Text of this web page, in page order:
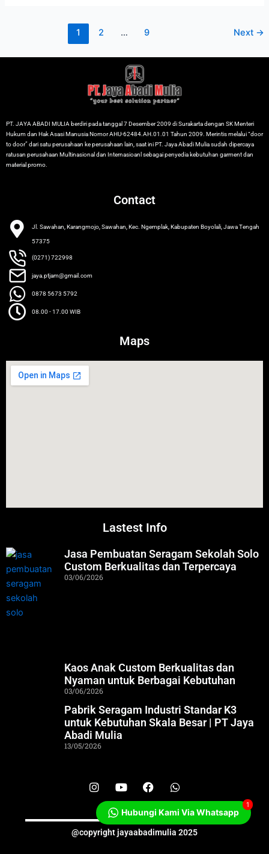
1 2 … 9 Next →
PT. JAYA ABADI MULIA berdiri pada tanggal 7 Desember 2009 di Surakarta dengan SK Menteri
Hukum dan Hak Asasi Manusia Nomor AHU-62484.AH.01.01 Tahun 2009. Merintis melalui “door
to door” dari satu perusahaan ke perusahaan lain, saat ini PT. Jaya Abadi Mulia sudah dipercaya
ratusan perusahaan Multinasional dan Internasioanl sebagai penyedia kebutuhan garment dan
material promo.
Contact
Jl. Sawahan, Karangmojo, Sawahan, Kec. Ngemplak, Kabupaten Boyolali, Jawa Tengah
57375
(0271) 722998
jaya.ptjam@gmail.com
0878 5673 5792
08.00 - 17.00 WIB
Maps
Lastest Info
Jasa Pembuatan Seragam Sekolah Solo
Custom Berkualitas dan Terpercaya
03/06/2026
Kaos Anak Custom Berkualitas dan
Nyaman untuk Berbagai Kebutuhan
03/06/2026
Pabrik Seragam Industri Standar K3
untuk Kebutuhan Skala Besar | PT Jaya
Abadi Mulia
13/05/2026
I
n
s
t
a
g
Y
o
u
t
u
b
F
a
c
e
b
o
W
h
a
t
s
a
@copyright jayaabadimulia 2025
Hubungi Kami Via Whatsapp
1